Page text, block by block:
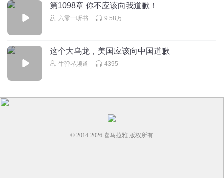
第1098章 你不应该向我道歉！
六零一听书 9.58万
这个大乌龙，美国应该向中国道歉
牛弹琴频道 4395
© 2014-2026 喜马拉雅 版权所有